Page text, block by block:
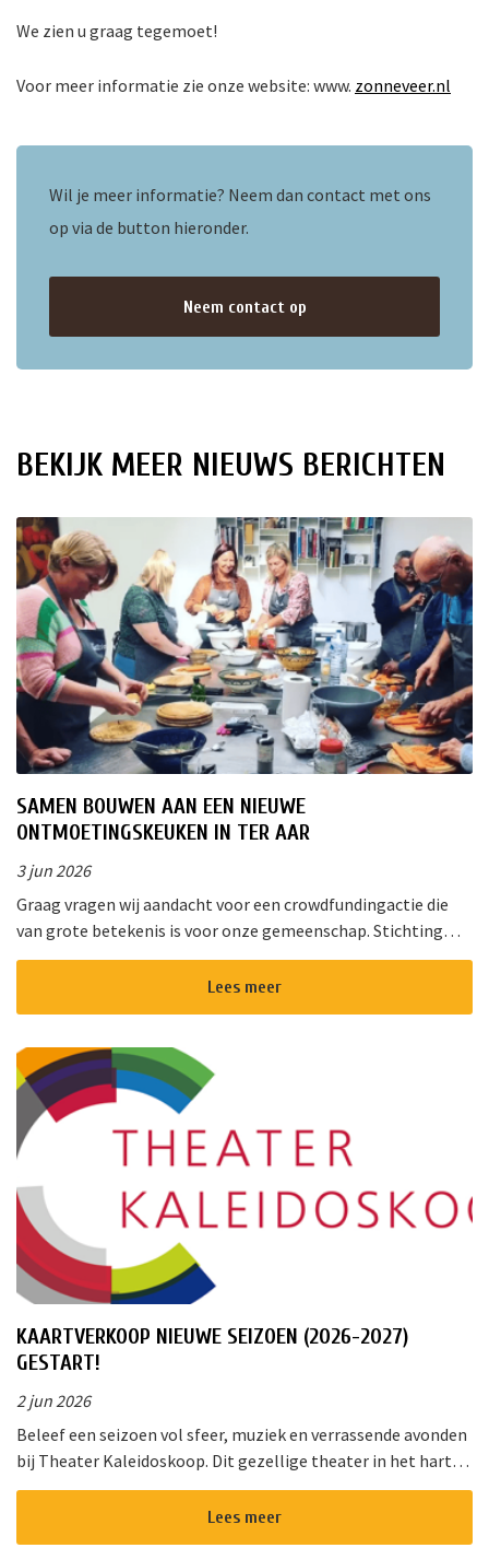
We zien u graag tegemoet!
Voor meer informatie zie onze website: www. zonneveer.nl
Wil je meer informatie? Neem dan contact met ons
op via de button hieronder.
Neem contact op
BEKIJK MEER NIEUWS BERICHTEN
SAMEN BOUWEN AAN EEN NIEUWE
ONTMOETINGSKEUKEN IN TER AAR
3 jun 2026
Graag vragen wij aandacht voor een crowdfundingactie die
van grote betekenis is voor onze gemeenschap. Stichting
!Triggr en SPAN vormen samen een multifunctioneel
cultureel centrum waar m...Lees meer
KAARTVERKOOP NIEUWE SEIZOEN (2026-2027)
GESTART!
2 jun 2026
Beleef een seizoen vol sfeer, muziek en verrassende avonden
bij Theater Kaleidoskoop. Dit gezellige theater in het hart
van Nieuwkoop biedt een gevarieerd programma voor jong
Lees meer